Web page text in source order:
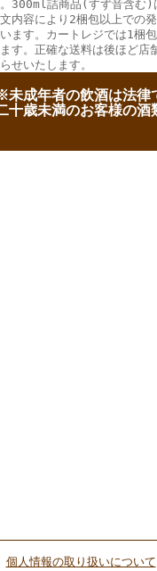
。300ml詰商品(すず音含む)
文内容により2梱包以上での
います。カートレジでは1梱
す。正確な送料は後ほど店
せいたします。
未成年者の飲酒は法律
十歳未満のお客様の酒
個人情報の取り扱いについて